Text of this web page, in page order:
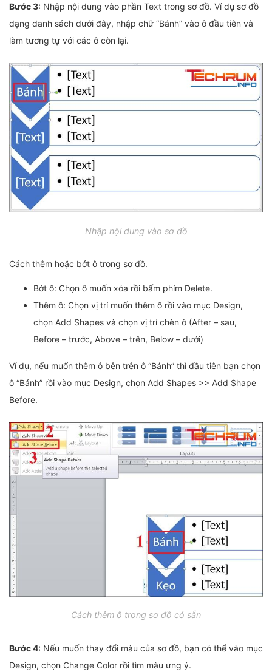
Bước 3: Nhập nội dung vào phần Text trong sơ đồ. Ví dụ sơ đồ
dạng danh sách dưới đây, nhập chữ “Bánh” vào ô đầu tiên và
làm tương tự với các ô còn lại.
Nhập nội dung vào sơ đồ
Cách thêm hoặc bớt ô trong sơ đồ.
Bớt ô: Chọn ô muốn xóa rồi bấm phím Delete.
Thêm ô: Chọn vị trí muốn thêm ô rồi vào mục Design,
chọn Add Shapes và chọn vị trí chèn ô (After – sau,
Before – trước, Above – trên, Below – dưới)
Ví dụ, nếu muốn thêm ô bên trên ô “Bánh” thì đầu tiên bạn chọn
ô “Bánh” rồi vào mục Design, chọn Add Shapes >> Add Shape
Before.
Cách thêm ô trong sơ đồ có sẵn
Bước 4: Nếu muốn thay đổi màu của sơ đồ, bạn có thể vào mục
Design, chọn Change Color rồi tìm màu ưng ý.